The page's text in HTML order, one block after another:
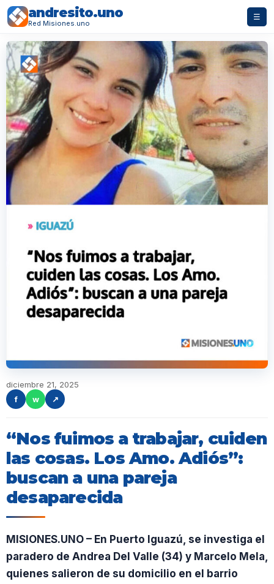
andresito.uno
Red Misiones.uno
☰
diciembre 21, 2025
f
w ↗
“Nos fuimos a trabajar, cuiden
las cosas. Los Amo. Adiós”:
buscan a una pareja
desaparecida
MISIONES.UNO – En Puerto Iguazú, se investiga el
paradero de Andrea Del Valle (34) y Marcelo Mela,
quienes salieron de su domicilio en el barrio